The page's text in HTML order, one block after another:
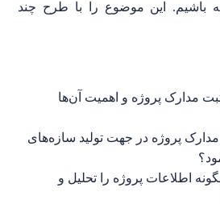
باشیم. این موضوع را با طرح چند
مدارک پروژه و اهمیت آن‌ها
پروژه در جهت تولید سازه‌های
اطلاعات پروژه را تحلیل و